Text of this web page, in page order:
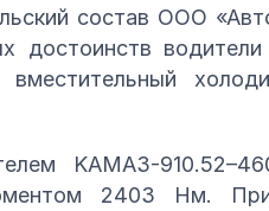
состав ООО
достоинств
KAMAЗ-
2403 Нм.